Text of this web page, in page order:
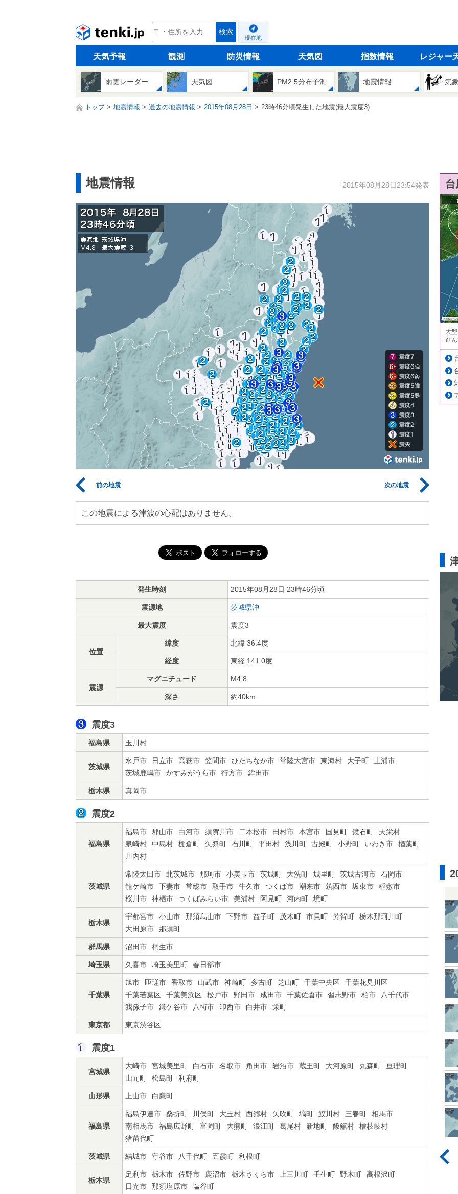
tenki.jp 検索
現在地
天気予報 観測 防災情報 天気図 指数情報 レジャー
雨雲レーダー 天気図 PM2.5分布予測 地震情報 気
トップ 地震情報 過去の地震情報 2015年08月28日 23時46分頃発生した地震(最大震度3)
地震情報 2015年08月28日23:54発表
前の地震 次の地震
この地震による津波の心配はありません。
発生時刻 2015年08月28日 23時46分頃
震源地 茨城県沖
最大震度 震度3
位置
緯度 北緯 36.4度
経度 東経 141.0度
震源
マグニチュード M4.8
深さ 約40km
震度3
福島県 玉川村
茨城県
水戸市 日立市 高萩市 笠間市 ひたちなか市 常陸大宮市 東海村 大子町
土浦市
茨城鹿嶋市
かすみがうら市 行方市 鉾田市
栃木県 真岡市
震度2
福島県
福島市 郡山市 白河市 須賀川市 二本松市 田村市 本宮市 国見町 鏡石町
天栄村
泉崎村
中島村 棚倉町 矢祭町 石川町 平田村 浅川町 古殿町 小野町 いわき市
楢葉町
川内村
茨城県
常陸太田市 北茨城市 那珂市 小美玉市 茨城町 大洗町 城里町 茨城古河市
石岡市
龍ケ崎市
下妻市 常総市 取手市 牛久市 つくば市 潮来市 筑西市 坂東市
稲敷市
桜川市
神栖市 つくばみらい市 美浦村 阿見町 河内町 境町
栃木県
宇都宮市 小山市 那須烏山市 下野市 益子町 茂木町 市貝町 芳賀町
栃木那珂川町
大田原市
那須町
群馬県 沼田市 桐生市
埼玉県 久喜市 埼玉美里町 春日部市
千葉県
旭市 匝瑳市 香取市 山武市 神崎町 多古町 芝山町 千葉中央区
千葉花見川区
千葉若葉区
千葉美浜区 松戸市 野田市 成田市 千葉佐倉市 習志野市 柏市
八千代市
我孫子市
鎌ケ谷市 八街市 印西市 白井市 栄町
東京都 東京渋谷区
震度1
宮城県
大崎市 宮城美里町 白石市 名取市 角田市 岩沼市 蔵王町 大河原町 丸森町
亘理町
山元町
松島町 利府町
山形県 上山市 白鷹町
福島県
福島伊達市 桑折町 川俣町 大玉村 西郷村 矢吹町 塙町 鮫川村 三春町
相馬市
南相馬市
福島広野町 富岡町 大熊町 浪江町 葛尾村 新地町 飯舘村
檜枝岐村
猪苗代町
茨城県 結城市 守谷市 八千代町 五霞町 利根町
栃木県
足利市 栃木市 佐野市 鹿沼市 栃木さくら市 上三川町 壬生町 野木町
高根沢町
日光市
那須塩原市 塩谷町
大
進